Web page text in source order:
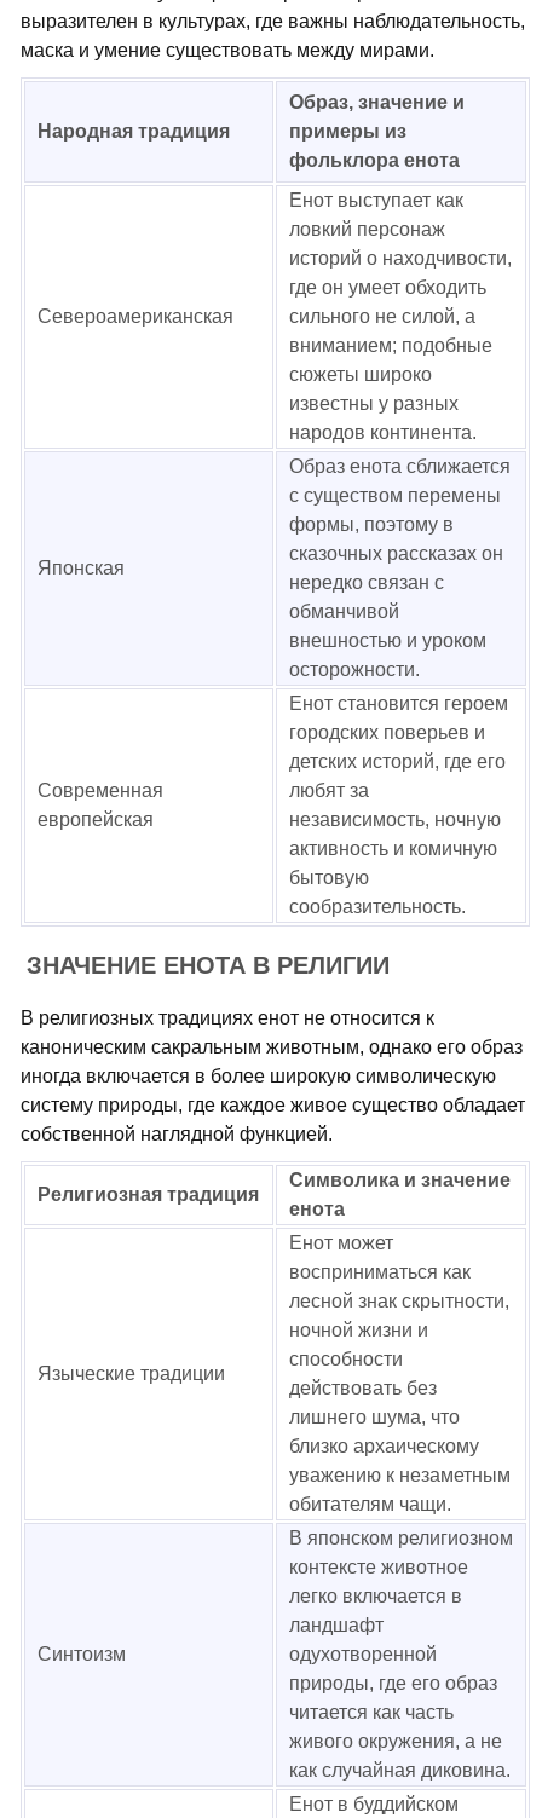
выразителен в культурах, где важны наблюдательность,
маска и умение существовать между мирами.
Народная традиция
Образ, значение и
примеры из
фольклора енота
Североамериканская
Енот выступает как
ловкий персонаж
историй о находчивости,
где он умеет обходить
сильного не силой, а
вниманием; подобные
сюжеты широко
известны у разных
народов континента.
Японская
Образ енота сближается
с существом перемены
формы, поэтому в
сказочных рассказах он
нередко связан с
обманчивой
внешностью и уроком
осторожности.
Современная
европейская
Енот становится героем
городских поверьев и
детских историй, где его
любят за
независимость, ночную
активность и комичную
бытовую
сообразительность.
ЗНАЧЕНИЕ ЕНОТА В РЕЛИГИИ
В религиозных традициях енот не относится к
каноническим сакральным животным, однако его образ
иногда включается в более широкую символическую
систему природы, где каждое живое существо обладает
собственной наглядной функцией.
Религиозная традиция
Символика и значение
енота
Языческие традиции
Енот может
восприниматься как
лесной знак скрытности,
ночной жизни и
способности
действовать без
лишнего шума, что
близко архаическому
уважению к незаметным
обитателям чащи.
Синтоизм
В японском религиозном
контексте животное
легко включается в
ландшафт
одухотворенной
природы, где его образ
читается как часть
живого окружения, а не
как случайная диковина.
Енот в буддийском